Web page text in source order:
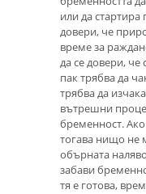
или да стартира
довери, че
време за
да се довери, че
пак трябва да
трябва да
вътрешни
бременност.
тогава нищо не
обърната
забави
тя е готова,